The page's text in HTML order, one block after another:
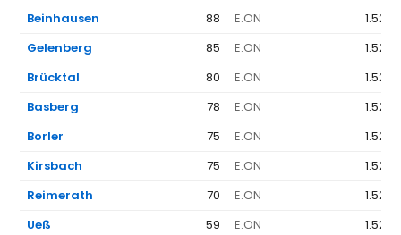
Beinhausen
88 E.ON
1.523
Gelenberg
85 E.ON
1.523
Brücktal
80 E.ON
1.523
Basberg
78 E.ON
1.523
Borler
75 E.ON
1.523
Kirsbach
75 E.ON
1.523
Reimerath
70 E.ON
1.523
Ueß
59 E.ON
1.523